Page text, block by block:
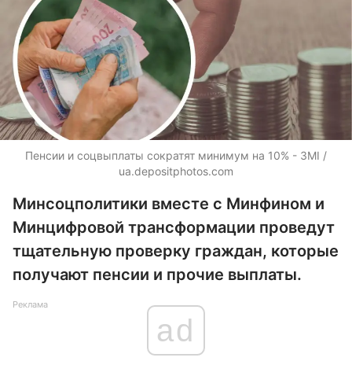
Пенсии и соцвыплаты сократят минимум на 10% - ЗМІ /
ua.depositphotos.com
Минсоцполитики вместе с Минфином и
Минцифровой трансформации проведут
тщательную проверку граждан, которые
получают пенсии и прочие выплаты.
Реклама
ad